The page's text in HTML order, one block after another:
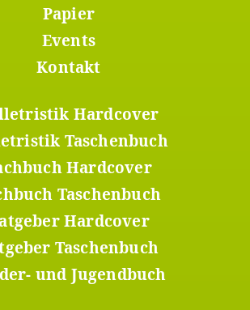
Papier
Events
Kontakt
Hardcover
Taschenbuch
Hardcover
Taschenbuch
Hardcover
Taschenbuch
und Jugendbuch